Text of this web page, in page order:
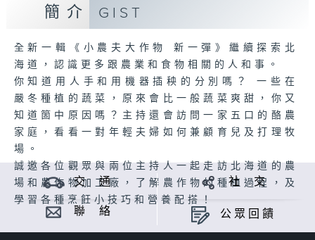
簡介 GIST
全新一輯《小農夫大作物 新一彈》繼續探索北
海道，認識更多跟農業和食物相關的人和事。
你知道用人手和用機器插秧的分別嗎？ 一些在
嚴冬種植的蔬菜，原來會比一般蔬菜爽甜，你又
知道箇中原因嗎？主持還會訪問一家五口的酪農
家庭，看看一對年輕夫婦如何兼顧育兒及打理牧
場。
誠邀各位觀眾與兩位主持人一起走訪北海道的農
場和農作物加工廠，了解農作物的種植過程，及
學習各種烹飪小技巧和營養配搭！
交 通 社 交
聯 絡 公眾回饋